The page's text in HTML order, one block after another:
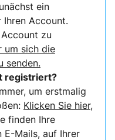
ein
Account.
zu
um sich die
senden.
registriert?
um erstmalig
Klicken Sie hier,
finden Ihre
E-Mails, auf Ihrer